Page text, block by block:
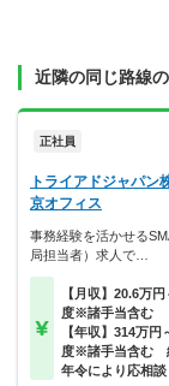
近隣の同じ路線
正社員
トライアドジャパ
京オフィス
事務経験を活かせる
局担当者）求人で…
【月収】20.6万
度※諸手当含む
【年収】314万円
度※諸手当含む
年令により応相談